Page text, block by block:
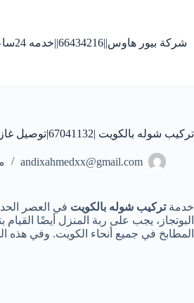
شركة بيور هاوس||66434216||خدمه 24ساعه
تركيب شوله بالكويت |67041132|توصيل غاز الشوله بالكويت
andixahmedxx@gmail.com
خدمةتركيب شوله بالكويت في العصر
البوتجاز، يجب على ربة المنزل أيضًا
المطابخ في جميع أنحاء الكويت. وفي هذه